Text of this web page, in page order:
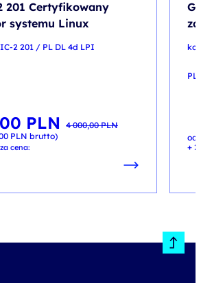
201 Certyfikowany
systemu Linux
2 201 / PL DL 4d LPI
4 000,00PLN
PLN
PLN brutto)
cena:
PL
od
+